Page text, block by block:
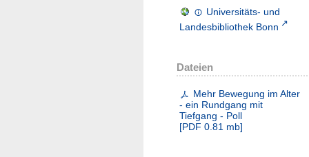
Universitäts- und
Landesbibliothek Bonn
Dateien
Mehr Bewegung im Alter
- ein Rundgang mit
Tiefgang - Poll
[PDF 0.81 mb]